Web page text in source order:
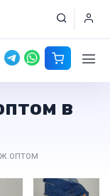
в
оптом